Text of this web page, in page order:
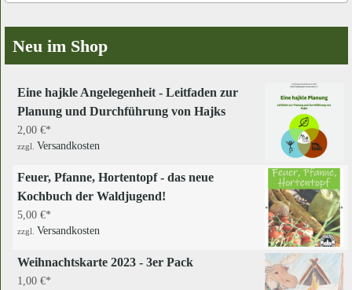
Neu im Shop
Eine hajkle Angelegenheit - Leitfaden zur
Planung und Durchführung von Hajks
2,00 €
zzgl. Versandkosten
Feuer, Pfanne, Hortentopf - das neue
Kochbuch der Waldjugend!
5,00 €
zzgl. Versandkosten
Weihnachtskarte 2023 - 3er Pack
1,00 €